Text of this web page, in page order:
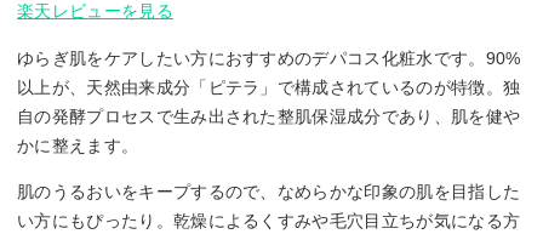
楽天レビューを見る
ゆらぎ肌をケアしたい方におすすめのデパコス化粧水です。90%
以上が、天然由来成分「ピテラ」で構成されているのが特徴。独
自の発酵プロセスで生み出された整肌保湿成分であり、肌を健や
かに整えます。
肌のうるおいをキープするので、なめらかな印象の肌を目指した
い方にもぴったり。乾燥によるくすみや毛穴目立ちが気になる方